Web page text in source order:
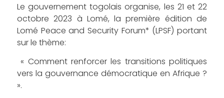
Le gouvernement togolais organise, les 21 et 22
octobre 2023 à Lomé, la première édition de
Lomé Peace and Security Forum* (LPSF) portant
sur le thème:
« Comment renforcer les transitions politiques
vers la gouvernance démocratique en Afrique ?
».